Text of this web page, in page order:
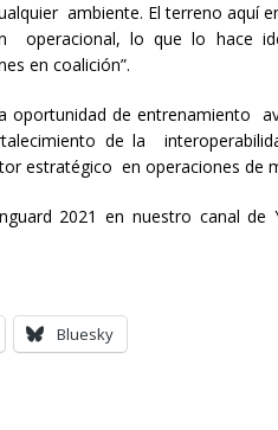
ambiente. El terreno aquí
operacional, lo que lo hace
en coalición”.
oportunidad de entrenamiento
de la
estratégico en operaciones de
2021 en nuestro canal de
Bluesky